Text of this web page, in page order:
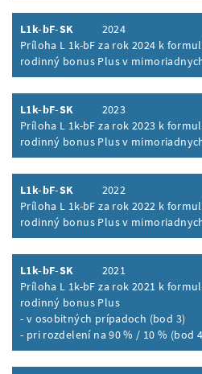
L1k-bF-SK
2024
Príloha L 1k-bF za rok 2024 k
rodinný bonus Plus v
Inhalt aufklappen
L1k-bF-SK
2023
Príloha L 1k-bF za rok 2023 k
rodinný bonus Plus v
Inhalt aufklappen
L1k-bF-SK
2022
Príloha L 1k-bF za rok 2022 k
rodinný bonus Plus v
Inhalt aufklappen
L1k-bF-SK
2021
Príloha L 1k-bF za rok 2021 k
rodinný bonus Plus
- v osobitných prípadoch (bod 3)
- pri rozdelení na 90 % / 10 % (bod
Inhalt aufklappen